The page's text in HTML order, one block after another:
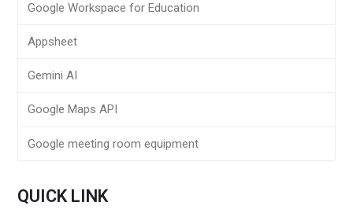
Google Workspace for Education
Appsheet
Gemini AI
Google Maps API
Google meeting room equipment
QUICK LINK